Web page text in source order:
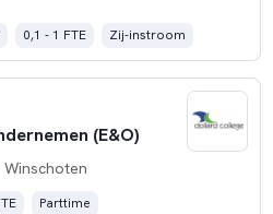
0,1 - 1 FTE Zij-instroom
(E&O)
Winschoten
Parttime